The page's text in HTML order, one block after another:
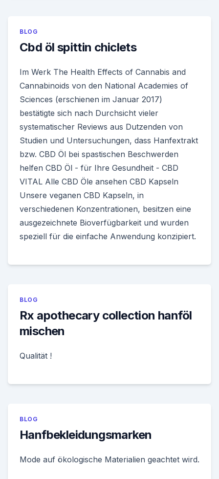
BLOG
Cbd öl spittin chiclets
Im Werk The Health Effects of Cannabis and
Cannabinoids von den National Academies of
Sciences (erschienen im Januar 2017)
bestätigte sich nach Durchsicht vieler
systematischer Reviews aus Dutzenden von
Studien und Untersuchungen, dass Hanfextrakt
bzw. CBD Öl bei spastischen Beschwerden
helfen CBD Öl - für Ihre Gesundheit - CBD
VITAL Alle CBD Öle ansehen CBD Kapseln
Unsere veganen CBD Kapseln, in
verschiedenen Konzentrationen, besitzen eine
ausgezeichnete Bioverfügbarkeit und wurden
speziell für die einfache Anwendung konzipiert.
BLOG
Rx apothecary collection hanföl
mischen
Qualität !
BLOG
Hanfbekleidungsmarken
Mode auf ökologische Materialien geachtet wird.